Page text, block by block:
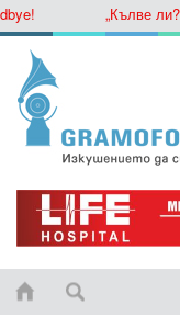
„Кълве ли?“